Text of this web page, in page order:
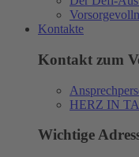
Kontakte
Kontakt zum
HERZ IN
Wichtige